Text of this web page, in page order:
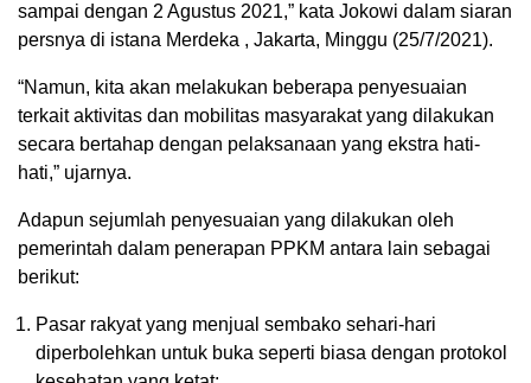
sampai dengan 2 Agustus 2021,” kata Jokowi dalam siaran
persnya di istana Merdeka , Jakarta, Minggu (25/7/2021).
“Namun, kita akan melakukan beberapa penyesuaian
terkait aktivitas dan mobilitas masyarakat yang dilakukan
secara bertahap dengan pelaksanaan yang ekstra hati-
hati,” ujarnya.
Adapun sejumlah penyesuaian yang dilakukan oleh
pemerintah dalam penerapan PPKM antara lain sebagai
berikut:
Pasar rakyat yang menjual sembako sehari-hari
diperbolehkan untuk buka seperti biasa dengan protokol